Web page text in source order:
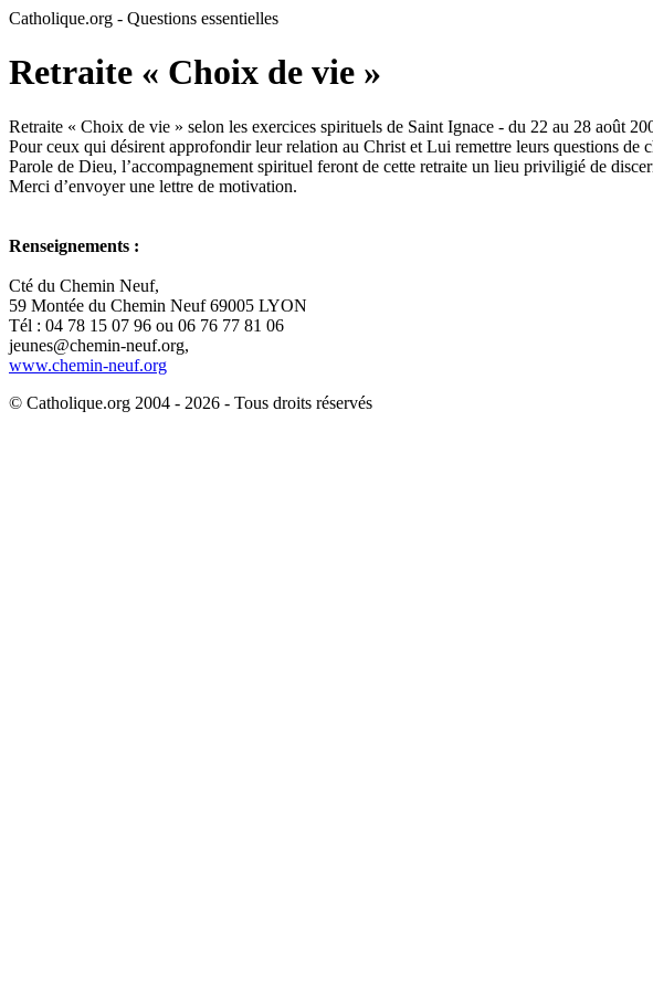
Catholique.org - Questions essentielles
Retraite « Choix de vie »
Retraite « Choix de vie » selon les exercices spirituels de Saint Ignace - du 22 au 28 août
Pour ceux qui désirent approfondir leur relation au Christ et Lui remettre leurs questions
Parole de Dieu, l’accompagnement spirituel feront de cette retraite un lieu priviligié de
Merci d’envoyer une lettre de motivation.
Renseignements :
Cté du Chemin Neuf,
59 Montée du Chemin Neuf 69005 LYON
Tél : 04 78 15 07 96 ou 06 76 77 81 06
jeunes@chemin-neuf.org,
www.chemin-neuf.org
© Catholique.org 2004 - 2026 - Tous droits réservés